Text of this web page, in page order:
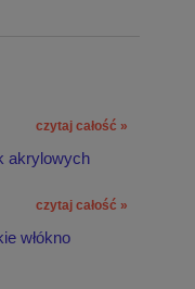
czytaj całość »
akrylowych
czytaj całość »
włókno